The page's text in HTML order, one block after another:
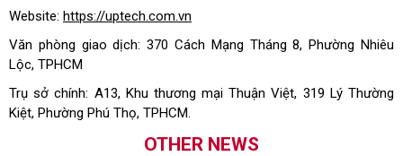
Website: https://uptech.com.vn
Văn phòng giao dịch: 370 Cách Mạng Tháng 8, Phường Nhiêu
Lộc, TPHCM
Trụ sở chính: A13, Khu thương mại Thuận Việt, 319 Lý Thường
Kiệt, Phường Phú Thọ, TPHCM.
OTHER NEWS